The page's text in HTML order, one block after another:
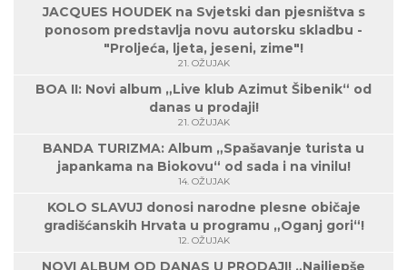
JACQUES HOUDEK na Svjetski dan pjesništva s
ponosom predstavlja novu autorsku skladbu -
"Proljeća, ljeta, jeseni, zime"!
21. OŽUJAK
BOA II: Novi album „Live klub Azimut Šibenik“ od
danas u prodaji!
21. OŽUJAK
BANDA TURIZMA: Album „Spašavanje turista u
japankama na Biokovu“ od sada i na vinilu!
14. OŽUJAK
KOLO SLAVUJ donosi narodne plesne običaje
gradišćanskih Hrvata u programu „Oganj gori“!
12. OŽUJAK
NOVI ALBUM OD DANAS U PRODAJI! „Najljepše